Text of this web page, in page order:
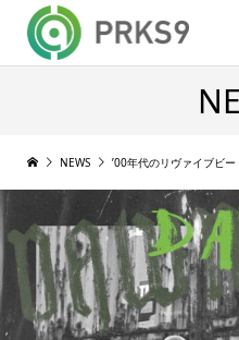
NEWS ’00年代のリヴァイブビートも │